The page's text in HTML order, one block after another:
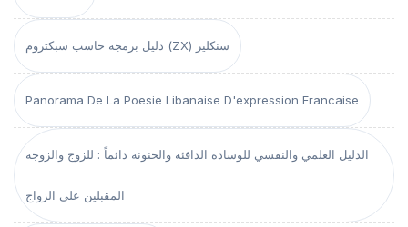
دليل برمجة حاسب سبكتروم (ZX) سنكلير
Panorama De La Poesie Libanaise D'expression Francaise
الدليل العلمي والنفسي للوسادة الدافئة والحنونة دائماً : للزوج والزوجة
المقبلين على الزواج